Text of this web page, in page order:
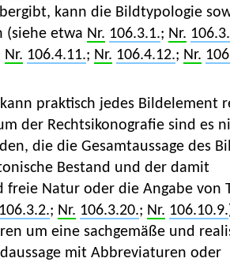
kann die Bildtypologie
(siehe etwa Nr. 106.3.1.; Nr.
Nr. 106.4.11.; Nr. 106.4.12.; Nr.
praktisch jedes Bildelement
der Rechtsikonografie sind es
die die Gesamtaussage des
Bestand und der damit
Natur oder die Angabe von
106.3.2.; Nr. 106.3.20.; Nr. 106.10.9.
um eine sachgemäße und
mit Abbreviaturen oder